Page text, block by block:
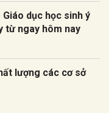
Giáo dục học sinh ý
từ ngay hôm nay
lượng các cơ sở